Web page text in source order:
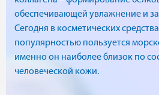
обеспечивающей увлажнение и
Сегодня в косметических
популярностью пользуется
именно он наиболее близок по
человеческой кожи.